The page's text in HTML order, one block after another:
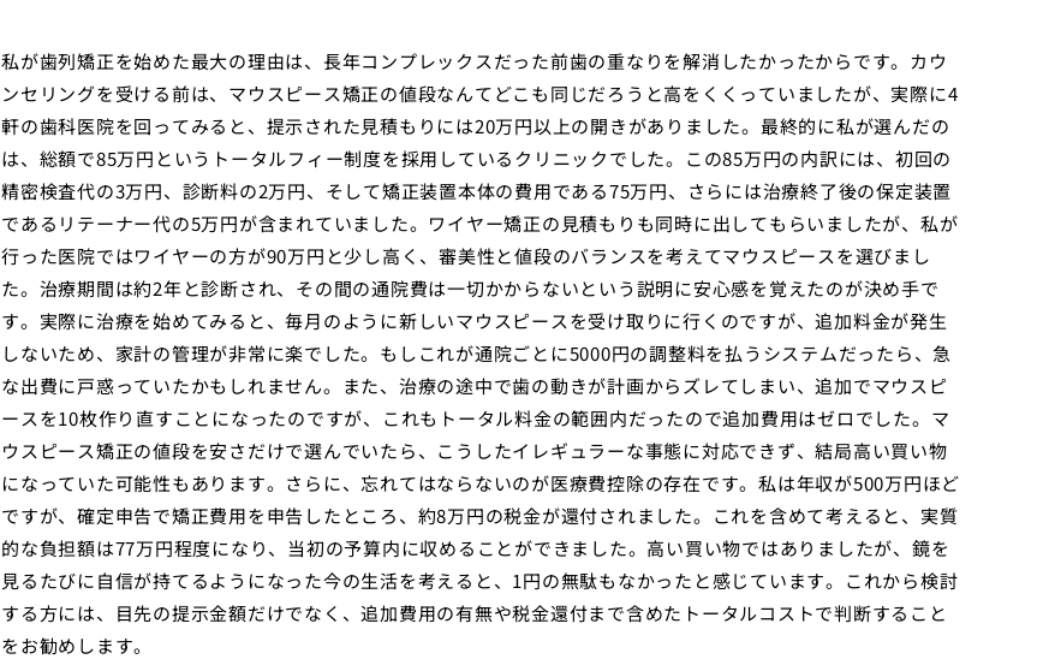
私が歯列矯正を始めた最大の理由は、長年コンプレックスだった前歯の重なりを解消したかったからです。カウ
ンセリングを受ける前は、マウスピース矯正の値段なんてどこも同じだろうと高をくくっていましたが、実際に4
軒の歯科医院を回ってみると、提示された見積もりには20万円以上の開きがありました。最終的に私が選んだの
は、総額で85万円というトータルフィー制度を採用しているクリニックでした。この85万円の内訳には、初回の
精密検査代の3万円、診断料の2万円、そして矯正装置本体の費用である75万円、さらには治療終了後の保定装置
であるリテーナー代の5万円が含まれていました。ワイヤー矯正の見積もりも同時に出してもらいましたが、私が
行った医院ではワイヤーの方が90万円と少し高く、審美性と値段のバランスを考えてマウスピースを選びまし
た。治療期間は約2年と診断され、その間の通院費は一切かからないという説明に安心感を覚えたのが決め手で
す。実際に治療を始めてみると、毎月のように新しいマウスピースを受け取りに行くのですが、追加料金が発生
しないため、家計の管理が非常に楽でした。もしこれが通院ごとに5000円の調整料を払うシステムだったら、急
な出費に戸惑っていたかもしれません。また、治療の途中で歯の動きが計画からズレてしまい、追加でマウスピ
ースを10枚作り直すことになったのですが、これもトータル料金の範囲内だったので追加費用はゼロでした。マ
ウスピース矯正の値段を安さだけで選んでいたら、こうしたイレギュラーな事態に対応できず、結局高い買い物
になっていた可能性もあります。さらに、忘れてはならないのが医療費控除の存在です。私は年収が500万円ほど
ですが、確定申告で矯正費用を申告したところ、約8万円の税金が還付されました。これを含めて考えると、実質
的な負担額は77万円程度になり、当初の予算内に収めることができました。高い買い物ではありましたが、鏡を
見るたびに自信が持てるようになった今の生活を考えると、1円の無駄もなかったと感じています。これから検討
する方には、目先の提示金額だけでなく、追加費用の有無や税金還付まで含めたトータルコストで判断すること
をお勧めします。